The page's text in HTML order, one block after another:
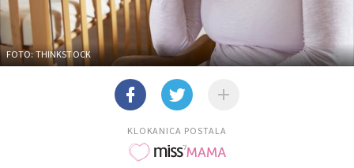
FOTO: THINKSTOCK
KLOKANICA POSTALA